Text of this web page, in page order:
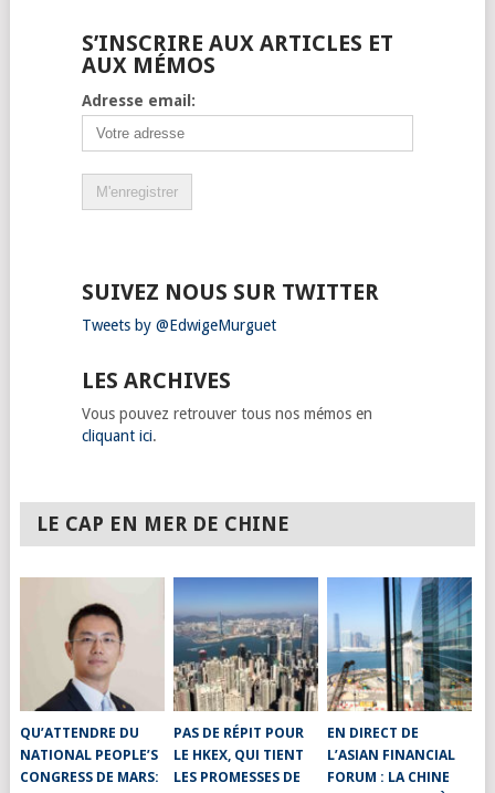
S’INSCRIRE AUX ARTICLES ET
AUX MÉMOS
Adresse email:
SUIVEZ NOUS SUR TWITTER
Tweets by @EdwigeMurguet
LES ARCHIVES
Vous pouvez retrouver tous nos mémos en
cliquant ici.
LE CAP EN MER DE CHINE
QU’ATTENDRE DU
NATIONAL PEOPLE’S
CONGRESS DE MARS:
PAS DE RÉPIT POUR
LE HKEX, QUI TIENT
LES PROMESSES DE
EN DIRECT DE
L’ASIAN FINANCIAL
FORUM : LA CHINE